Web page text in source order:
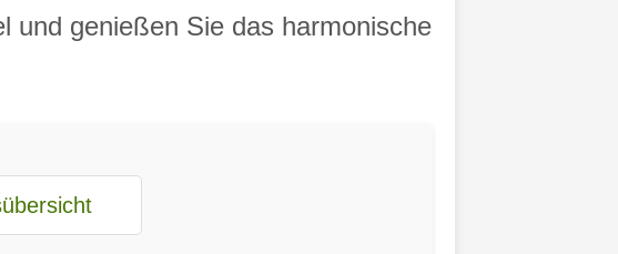
und genießen Sie das harmonische